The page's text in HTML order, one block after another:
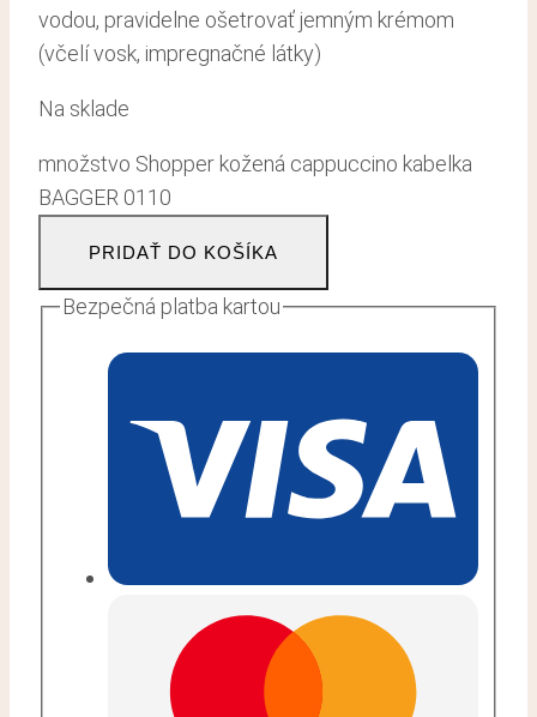
vodou, pravidelne ošetrovať jemným krémom
(včelí vosk, impregnačné látky)
Na sklade
množstvo Shopper kožená cappuccino kabelka
BAGGER 0110
PRIDAŤ DO KOŠÍKA
Bezpečná platba kartou